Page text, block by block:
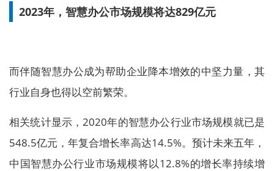
2023年，智慧办公市场规模将达829亿元
而伴随智慧办公成为帮助企业降本增效的中坚力量，其
行业自身也得以空前繁荣。
相关统计显示，2020年的智慧办公行业市场规模就已是
548.5亿元，年复合增长率高达14.5%。预计未来五年，
中国智慧办公行业市场规模将以12.8%的增长率持续增